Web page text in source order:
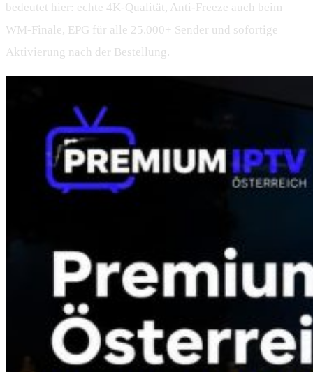
bedeutet hier: echte 4K-Qualität, Anti-Freeze auch beim
WM-Finale, EPG für alle 25.000+ Sender und sofortige
Aktivierung nach der Bestellung.